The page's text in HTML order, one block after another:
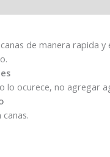
de manera rapida y
lo ocurece, no agregar